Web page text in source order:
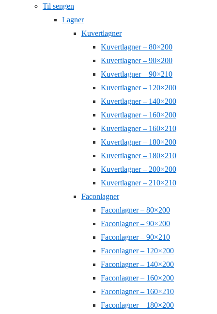
Til sengen
Lagner
Kuvertlagner
Kuvertlagner – 80×200
Kuvertlagner – 90×200
Kuvertlagner – 90×210
Kuvertlagner – 120×200
Kuvertlagner – 140×200
Kuvertlagner – 160×200
Kuvertlagner – 160×210
Kuvertlagner – 180×200
Kuvertlagner – 180×210
Kuvertlagner – 200×200
Kuvertlagner – 210×210
Faconlagner
Faconlagner – 80×200
Faconlagner – 90×200
Faconlagner – 90×210
Faconlagner – 120×200
Faconlagner – 140×200
Faconlagner – 160×200
Faconlagner – 160×210
Faconlagner – 180×200